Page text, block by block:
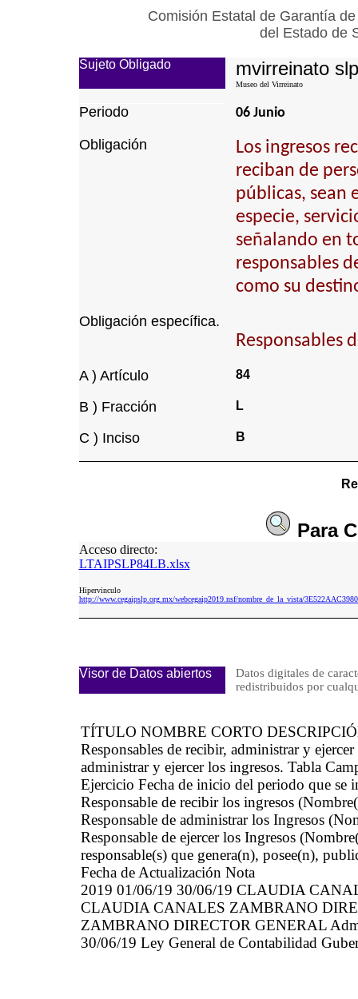
Comisión Estatal de Garantía
del Estado de
Sujeto Obligado mvirreinato slp
Museo del Virreinato
Periodo 06 Junio
Obligación
Los ingresos
reciban de
públicas, sean
especie,
señalando en
responsables
como su
Obligación específica.
Responsables
A ) Artículo 84
B ) Fracción L
C ) Inciso B
Para
Acceso directo:
LTAIPSLP84LB.xlsx
Hipervinculo
http://www.cegaipslp.org.mx/webcegaip2019.nsf/nombre_de_la_vista/
Visor de Datos abiertos
Datos digitales de
redistribuidos por
TÍTULO NOMBRE CORTO
Responsables de recibir, administrar y
administrar y ejercer los ingresos. Tabla
Ejercicio Fecha de inicio del periodo que se
Responsable de recibir los ingresos
Responsable de administrar los Ingresos
Responsable de ejercer los Ingresos
responsable(s) que genera(n), posee(n),
Fecha de Actualización Nota
2019 01/06/19 30/06/19 CLAUDIA
CLAUDIA CANALES ZAMBRANO
ZAMBRANO DIRECTOR GENERAL
30/06/19 Ley General de Contabilidad